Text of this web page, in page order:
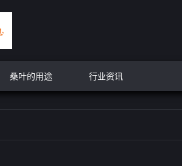
桑叶的用途 行业资讯